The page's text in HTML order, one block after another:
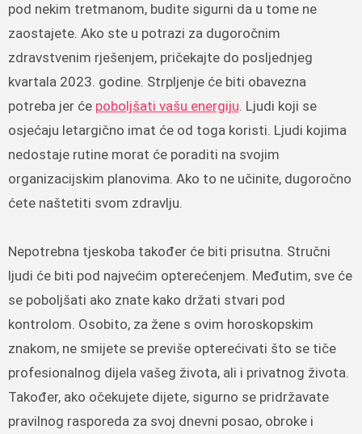
pod nekim tretmanom, budite sigurni da u tome ne
zaostajete. Ako ste u potrazi za dugoročnim
zdravstvenim rješenjem, pričekajte do posljednjeg
kvartala 2023. godine. Strpljenje će biti obavezna
potreba jer će poboljšati vašu energiju. Ljudi koji se
osjećaju letargično imat će od toga koristi. Ljudi kojima
nedostaje rutine morat će poraditi na svojim
organizacijskim planovima. Ako to ne učinite, dugoročno
ćete naštetiti svom zdravlju.
Nepotrebna tjeskoba također će biti prisutna. Stručni
ljudi će biti pod najvećim opterećenjem. Međutim, sve će
se poboljšati ako znate kako držati stvari pod
kontrolom. Osobito, za žene s ovim horoskopskim
znakom, ne smijete se previše opterećivati ​​što se tiče
profesionalnog dijela vašeg života, ali i privatnog života.
Također, ako očekujete dijete, sigurno se pridržavate
pravilnog rasporeda za svoj dnevni posao, obroke i